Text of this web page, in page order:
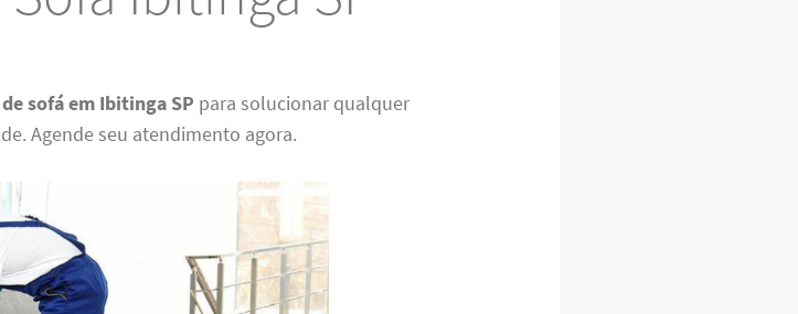
sofá em Ibitinga SP para solucionar qualquer
Agende seu atendimento agora.